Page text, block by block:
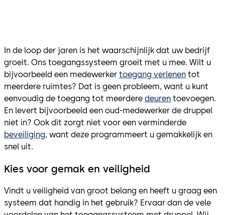
In de loop der jaren is het waarschijnlijk dat uw bedrijf
groeit. Ons toegangssysteem groeit met u mee. Wilt u
bijvoorbeeld een medewerker toegang verlenen tot
meerdere ruimtes? Dat is geen probleem, want u kunt
eenvoudig de toegang tot meerdere deuren toevoegen.
En levert bijvoorbeeld een oud-medewerker de druppel
niet in? Ook dit zorgt niet voor een verminderde
beveiliging, want deze programmeert u gemakkelijk en
snel uit.
Kies voor gemak en veiligheid
Vindt u veiligheid van groot belang en heeft u graag een
systeem dat handig in het gebruik? Ervaar dan de vele